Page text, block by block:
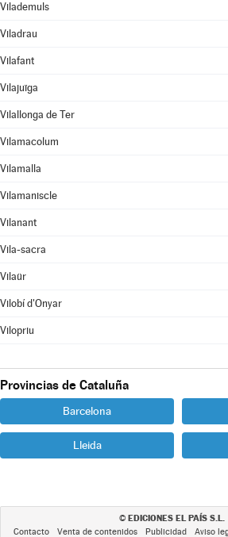
Vilademuls
Viladrau
Vilafant
Vilajuïga
Vilallonga de Ter
Vilamacolum
Vilamalla
Vilamaniscle
Vilanant
Vila-sacra
Vilaür
Vilobí d'Onyar
Vilopriu
Provincias de Cataluña
Barcelona
Lleida
© EDICIONES EL PAÍS S.L.
Contacto Venta de contenidos Publicidad Aviso